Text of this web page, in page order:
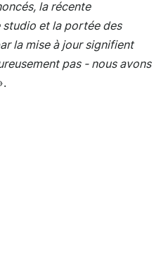
la récente
et la portée des
la mise à jour signifient
pas - nous avons